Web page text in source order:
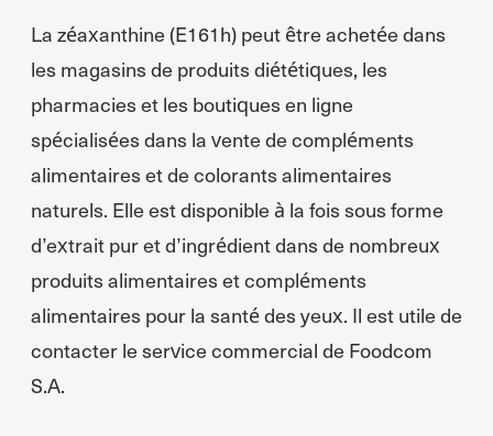
La zéaxanthine (E161h) peut être achetée dans
les magasins de produits diététiques, les
pharmacies et les boutiques en ligne
spécialisées dans la vente de compléments
alimentaires et de colorants alimentaires
naturels. Elle est disponible à la fois sous forme
d’extrait pur et d’ingrédient dans de nombreux
produits alimentaires et compléments
alimentaires pour la santé des yeux. Il est utile de
contacter le service commercial de Foodcom
S.A.